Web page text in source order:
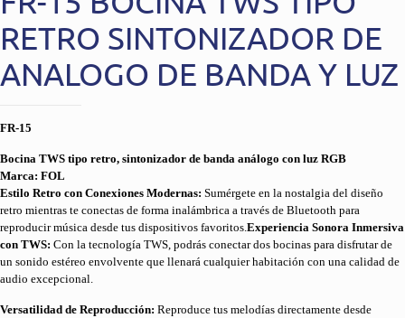
RETRO SINTONIZADOR DE
ANALOGO DE BANDA Y LUZ
FR-15
Bocina TWS tipo retro, sintonizador de banda análogo con luz RGB
Marca: FOL
Estilo Retro con Conexiones Modernas: Sumérgete en la nostalgia del diseño
retro mientras te conectas de forma inalámbrica a través de Bluetooth para
reproducir música desde tus dispositivos favoritos.Experiencia Sonora Inmersiva
con TWS: Con la tecnología TWS, podrás conectar dos bocinas para disfrutar de
un sonido estéreo envolvente que llenará cualquier habitación con una calidad de
audio excepcional.
Versatilidad de Reproducción: Reproduce tus melodías directamente desde